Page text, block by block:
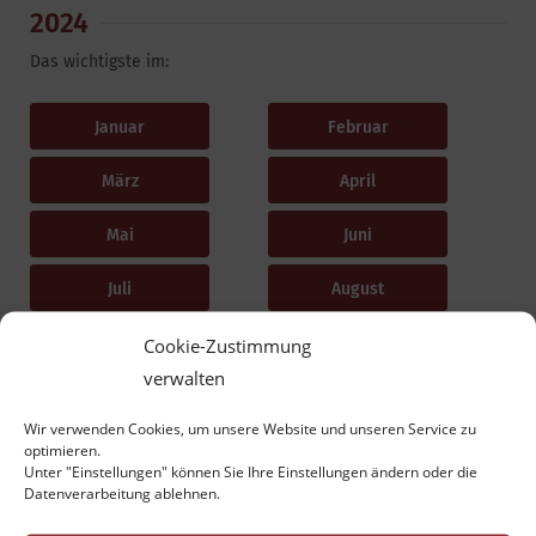
Cookie-Zustimmung
verwalten
Wir verwenden Cookies, um unsere Website und unseren Service zu
optimieren.
Unter "Einstellungen" können Sie Ihre Einstellungen ändern oder die
Datenverarbeitung ablehnen.
2024
Das wichtigste im:
Januar Februar
März April
Mai Juni
Juli August
September